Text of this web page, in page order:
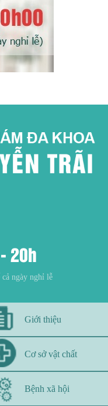
20h
ngày nghỉ lễ
Giới thiệu
Cơ sở vật chất
Bệnh xã hội